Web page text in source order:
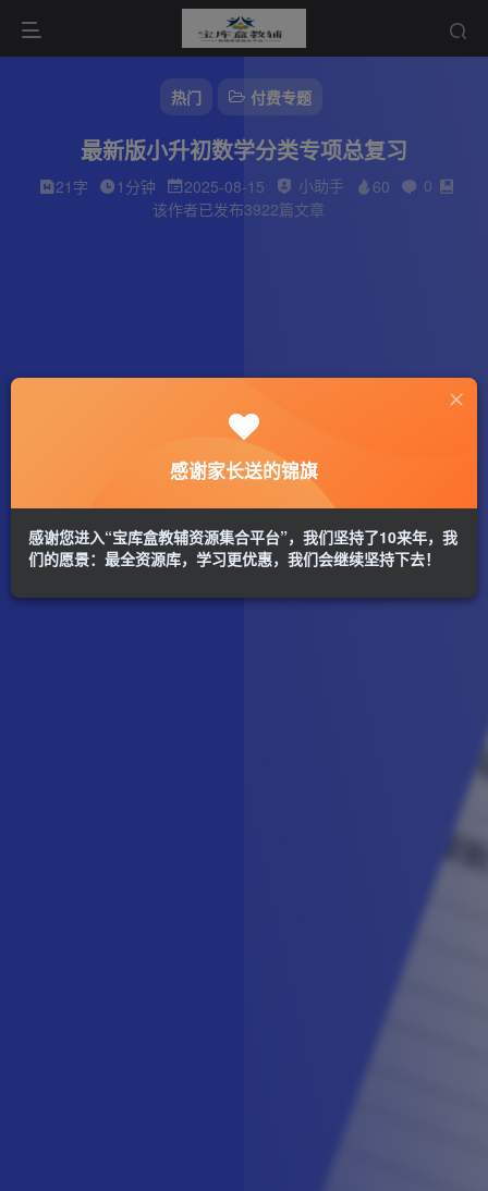
热门 付费专题
最新版小升初数学分类专项总复习
21字 1分钟 2025-08-15 小助手 60
0
该作者已发布3922篇文章
感谢家长送的锦旗
感谢您进入“宝库盒教辅资源集合平台”，我们坚持了10来年，我
们的愿景：最全资源库，学习更优惠，我们会继续坚持下去！